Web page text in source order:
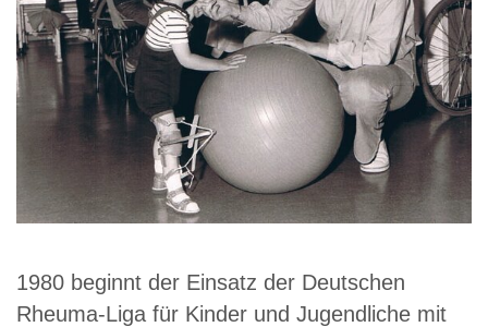
1980 beginnt der Einsatz der Deutschen
Rheuma-Liga für Kinder und Jugendliche mit